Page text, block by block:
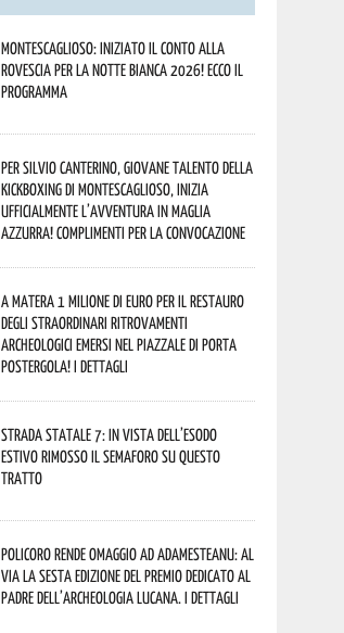
Montescaglioso: iniziato il conto alla
rovescia per la Notte Bianca 2026! Ecco il
programma
Per Silvio Canterino, giovane talento della
kickboxing di Montescaglioso, inizia
ufficialmente l’avventura in maglia
azzurra! Complimenti per la convocazione
A Matera 1 milione di euro per il restauro
degli straordinari ritrovamenti
archeologici emersi nel piazzale di Porta
Postergola! I dettagli
Strada statale 7: in vista dell’esodo
estivo rimosso il semaforo su questo
tratto
Policoro rende omaggio ad Adamesteanu: al
via la sesta edizione del Premio dedicato al
padre dell’archeologia lucana. I dettagli